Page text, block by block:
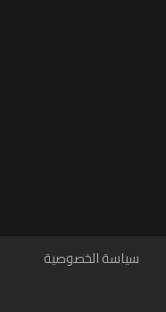
سياسة الخصوصية